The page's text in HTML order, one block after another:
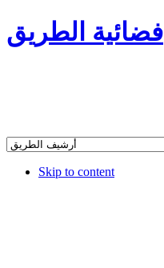
فضائية الطريق
Skip to content